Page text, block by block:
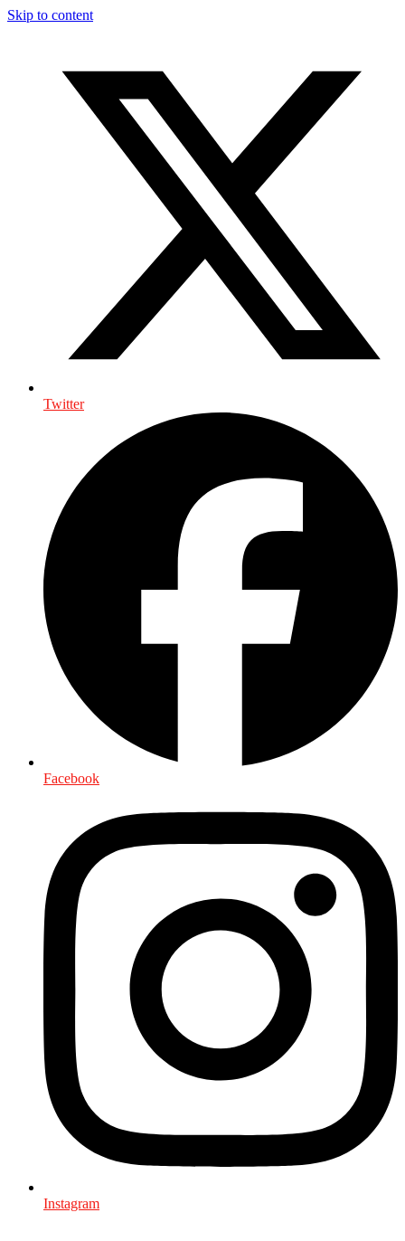
Skip to content
Twitter
Facebook
Instagram